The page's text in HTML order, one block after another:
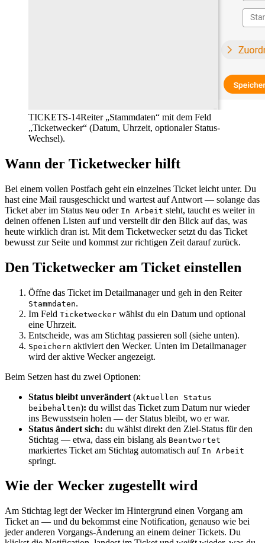
TICKETS-14Reiter „Stammdaten“ mit dem Feld
„Ticketwecker“ (Datum, Uhrzeit, optionaler Status-
Wechsel).
Wann der Ticketwecker hilft
Bei einem vollen Postfach geht ein einzelnes Ticket leicht unter. Du
hast eine Mail rausgeschickt und wartest auf Antwort — solange das
Ticket aber im Status Neu oder In Arbeit steht, taucht es weiter in
deinen offenen Listen auf und verstellt dir den Blick auf das, was
heute wirklich dran ist. Mit dem Ticketwecker setzt du das Ticket
bewusst zur Seite und kommst zur richtigen Zeit darauf zurück.
Den Ticketwecker am Ticket einstellen
Öffne das Ticket im Detailmanager und geh in den Reiter
Stammdaten.
Im Feld Ticketwecker wählst du ein Datum und optional
eine Uhrzeit.
Entscheide, was am Stichtag passieren soll (siehe unten).
Speichern aktiviert den Wecker. Unten im Detailmanager
wird der aktive Wecker angezeigt.
Beim Setzen hast du zwei Optionen:
Status bleibt unverändert (Aktuellen Status
beibehalten): du willst das Ticket zum Datum nur wieder
ins Bewusstsein holen — der Status bleibt, wo er war.
Status ändert sich: du wählst direkt den Ziel-Status für den
Stichtag — etwa, dass ein bislang als Beantwortet
markiertes Ticket am Stichtag automatisch auf In Arbeit
springt.
Wie der Wecker zugestellt wird
Am Stichtag legt der Wecker im Hintergrund einen Vorgang am
Ticket an — und du bekommst eine Notification, genauso wie bei
jeder anderen Vorgangs-Änderung an einem deiner Tickets. Du